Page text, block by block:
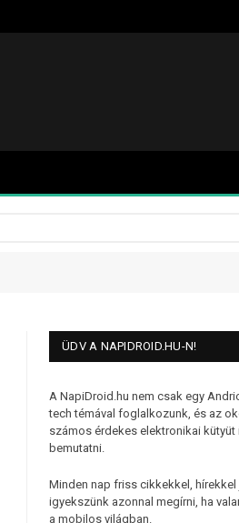
ÜDV A NAPIDROID.HU-N!
A NapiDroid.hu nem csak egy
tech témával foglalkozunk, és az
számos érdekes elektronikai
bemutatni.
Minden nap friss cikkekkel, hírekkel
igyekszünk azonnal megírni, ha
a mobilos világban.